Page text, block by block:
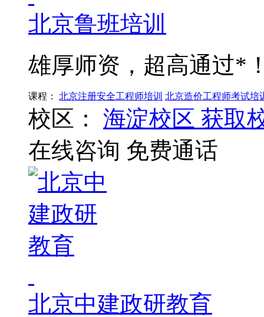
北京鲁班培训
雄厚师资，超高通过*
课程： 北京注册安全工程师培训 北京造价工程师考试培
校区： 海淀校区 获取
在线咨询 免费通话
北京中建政研教育